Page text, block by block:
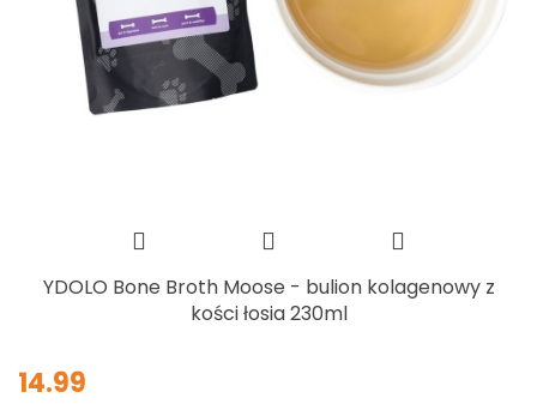
YDOLO Bone Broth Moose - bulion kolagenowy z
kości łosia 230ml
14.99